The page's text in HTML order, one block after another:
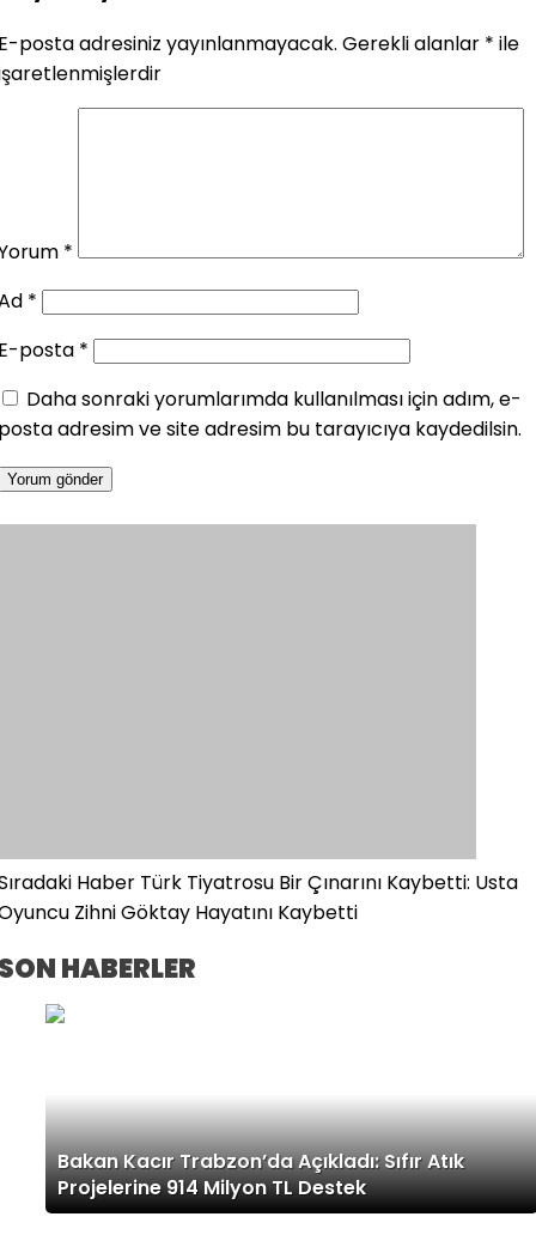
posta adresiniz yayınlanmayacak. Gerekli alanlar * ile
*
*
posta *
Daha sonraki yorumlarımda kullanılması için adım, e-
adresim ve site adresim bu tarayıcıya kaydedilsin.
Haber Türk Tiyatrosu Bir Çınarını Kaybetti: Usta
Zihni Göktay Hayatını Kaybetti
HABERLER
Bakan Kacır Trabzon’da Açıkladı: Sıfır Atık
Projelerine 914 Milyon TL Destek